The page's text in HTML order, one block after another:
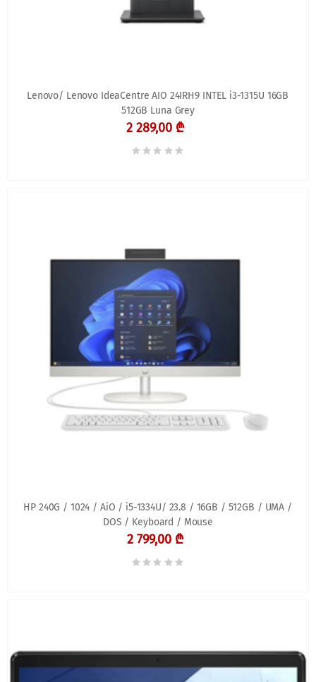
Lenovo/ Lenovo IdeaCentre AIO 24IRH9 INTEL i3-1315U 16GB
512GB Luna Grey
2 289,00 ₾
HP 240G / 1024 / AiO / i5-1334U/ 23.8 / 16GB / 512GB / UMA /
DOS / Keyboard / Mouse
2 799,00 ₾